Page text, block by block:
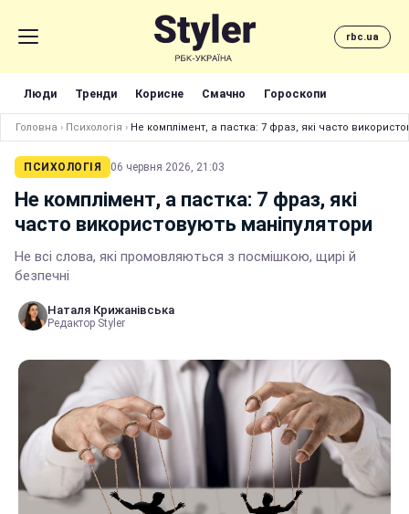
rbc.ua
Люди Тренди Корисне Смачно Гороскопи
Головна › Психологія › Не комплімент, а пастка: 7 фраз, які часто
ПСИХОЛОГІЯ 06 червня 2026, 21:03
Не комплімент, а пастка: 7 фраз, які
часто використовують маніпулятори
Не всі слова, які промовляються з посмішкою, щирі й
безпечні
Наталя Крижанівська
Редактор Styler